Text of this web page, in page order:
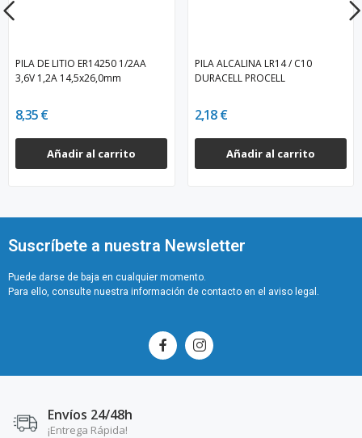
PILA DE LITIO ER14250 1/2AA
3,6V 1,2A 14,5x26,0mm
8,35 €
Añadir al carrito
PILA ALCALINA LR14 / C10
DURACELL PROCELL
2,18 €
Añadir al carrito
Suscríbete a nuestra Newsletter
Puede darse de baja en cualquier momento.
Para ello, consulte nuestra información de contacto en el aviso legal.
Envíos 24/48h
¡Entrega Rápida!